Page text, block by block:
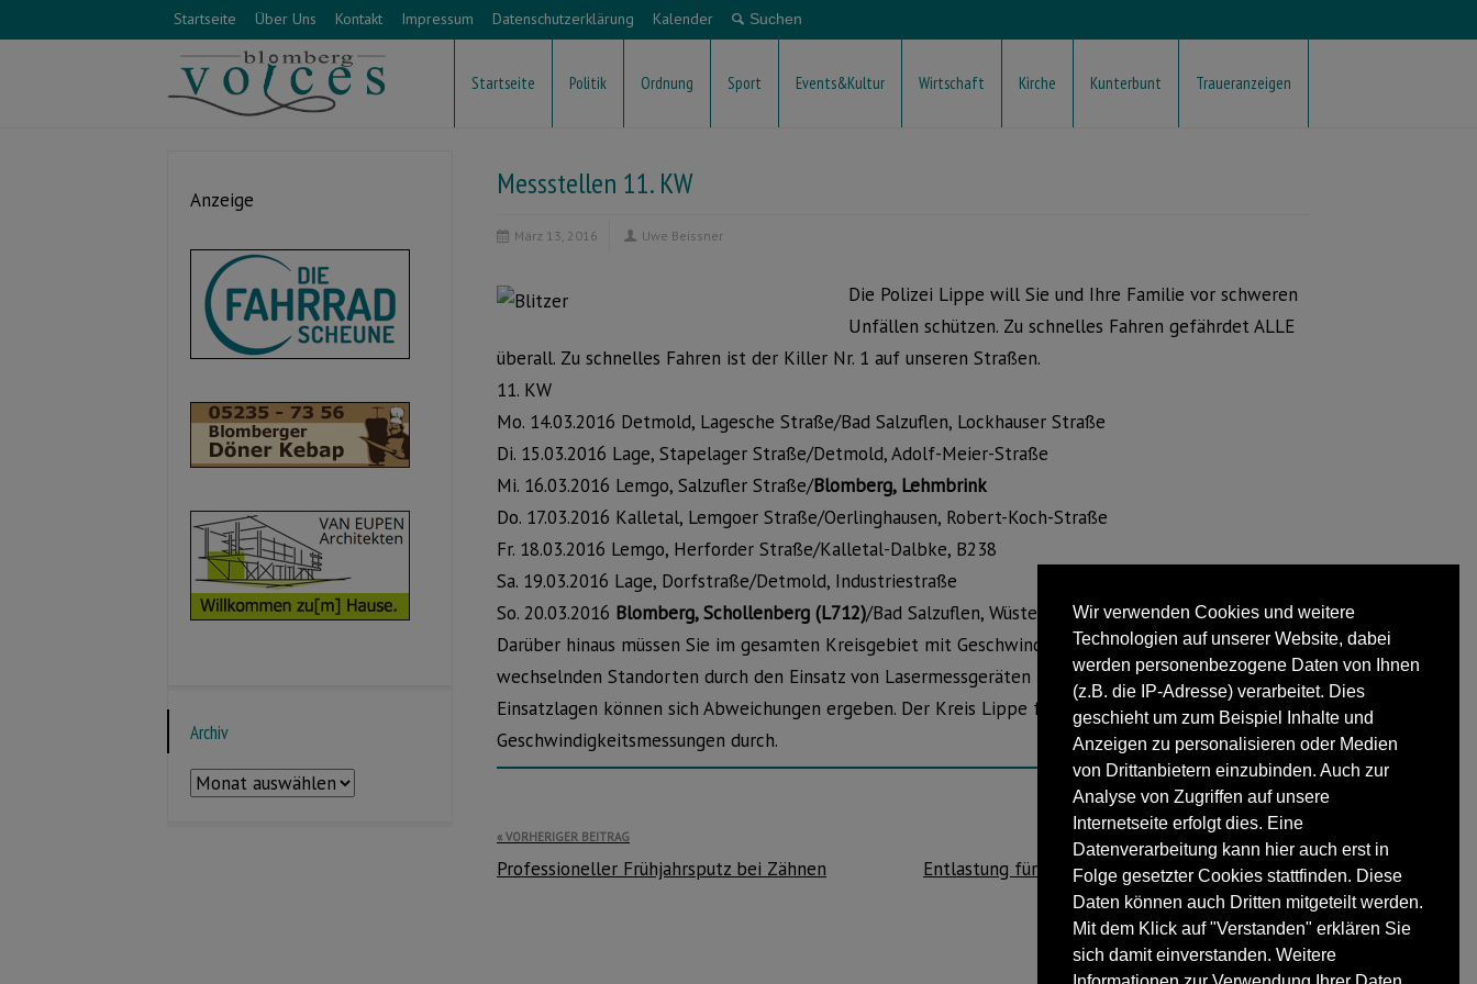
Wir verwenden Cookies und weitere
Technologien auf unserer Website, dabei
werden personenbezogene Daten von Ihnen
(z.B. die IP-Adresse) verarbeitet. Dies
geschieht um zum Beispiel Inhalte und
Anzeigen zu personalisieren oder Medien
von Drittanbietern einzubinden. Auch zur
Analyse von Zugriffen auf unsere
Internetseite erfolgt dies. Eine
Datenverarbeitung kann hier auch erst in
Folge gesetzter Cookies stattfinden. Diese
Daten können auch Dritten mitgeteilt werden.
Mit dem Klick auf "Verstanden" erklären Sie
sich damit einverstanden. Weitere
Startseite Über Uns Kontakt Impressum Datenschutzerklärung Kalender
Startseite Politik Ordnung Sport Events&Kultur Wirtschaft Kirche Kunterbunt Traueranzeigen
Messstellen 11. KW
März 13, 2016 Uwe Beissner
Die Polizei Lippe will Sie und Ihre Familie vor schweren
Unfällen schützen. Zu schnelles Fahren gefährdet ALLE
überall. Zu schnelles Fahren ist der Killer Nr. 1 auf unseren Straßen.
11. KW
Mo. 14.03.2016 Detmold, Lagesche Straße/Bad Salzuflen, Lockhauser Straße
Di. 15.03.2016 Lage, Stapelager Straße/Detmold, Adolf-Meier-Straße
Mi. 16.03.2016 Lemgo, Salzufler Straße/Blomberg, Lehmbrink
Do. 17.03.2016 Kalletal, Lemgoer Straße/Oerlinghausen, Robert-Koch-Straße
Fr. 18.03.2016 Lemgo, Herforder Straße/Kalletal-Dalbke, B238
Sa. 19.03.2016 Lage, Dorfstraße/Detmold, Industriestraße
So. 20.03.2016 Blomberg, Schollenberg (L712)/Bad Salzuflen, Wüstener Straße
Darüber hinaus müssen Sie im gesamten Kreisgebiet mit Geschwindigkeitskontrollen an
wechselnden Standorten durch den Einsatz von Lasermessgeräten rechnen. Durch aktuelle
Einsatzlagen können sich Abweichungen ergeben. Der Kreis Lippe führt in eigener Zuständigkeit
Geschwindigkeitsmessungen durch.
Beitragsnavigation
VORHERIGER BEITRAG
Professioneller Frühjahrsputz bei Zähnen
NÄCHSTER BEITRAG
Entlastung für Bürgermeister Geise und ein paar
Zahlen.
Anzeige
Archiv
Archiv